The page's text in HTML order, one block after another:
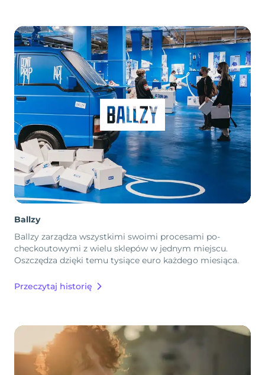
Ballzy
Ballzy zarządza wszystkimi swoimi procesami po-
checkoutowymi z wielu sklepów w jednym miejscu.
Oszczędza dzięki temu tysiące euro każdego miesiąca.
Przeczytaj historię